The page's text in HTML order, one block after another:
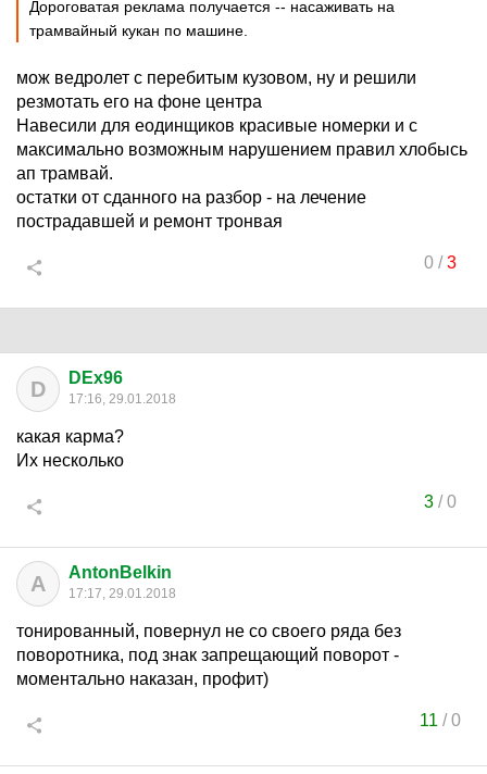
Дороговатая реклама получается -- насаживать на
трамвайный кукан по машине.
мож ведролет с перебитым кузовом, ну и решили
резмотать его на фоне центра
Навесили для еодинщиков красивые номерки и с
максимально возможным нарушением правил хлобысь
ап трамвай.
остатки от сданного на разбор - на лечение
пострадавшей и ремонт тронвая
0/3
D DEx96
17:16, 29.01.2018
какая карма?
Их несколько
3/0
A AntonBelkin
17:17, 29.01.2018
тонированный, повернул не со своего ряда без
поворотника, под знак запрещающий поворот -
моментально наказан, профит)
11 /0